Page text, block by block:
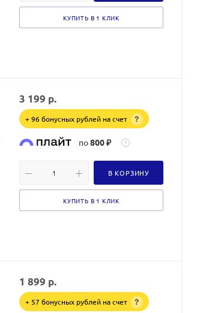
КУПИТЬ В 1 КЛИК
3 199 р.
+ 96 бонусных рублей на счет ?
по800 ₽ ?
В КОРЗИНУ
КУПИТЬ В 1 КЛИК
1 899 р.
+ 57 бонусных рублей на счет ?